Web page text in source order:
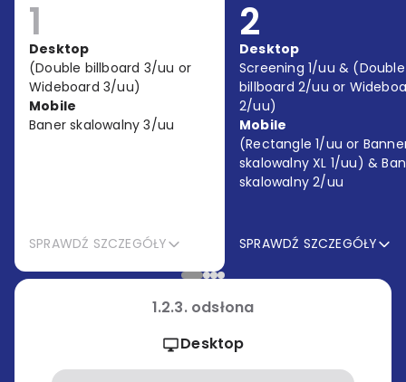
1
Desktop
(Double billboard 3/uu or
Wideboard 3/uu)
Mobile
Baner skalowalny 3/uu
SPRAWDŹ SZCZEGÓŁY
2
Desktop
Screening 1/uu & (Double
billboard 2/uu or
2/uu)
Mobile
(Rectangle 1/uu or
skalowalny XL 1/uu) &
skalowalny 2/uu
SPRAWDŹ SZCZEGÓŁY
1.2.3. odsłona
Desktop